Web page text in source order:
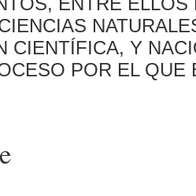
CIENTÍFICA, Y
POR EL